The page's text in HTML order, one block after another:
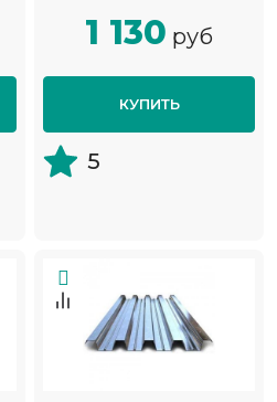
1 130 руб
КУПИТЬ
5